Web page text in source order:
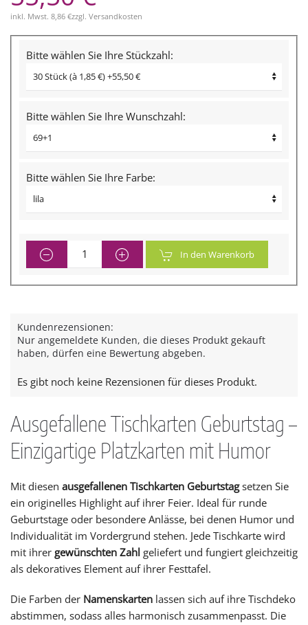
inkl. Mwst. 8,86 €zzgl. Versandkosten
Bitte wählen Sie Ihre Stückzahl:
Bitte wählen Sie Ihre Wunschzahl:
Bitte wählen Sie Ihre Farbe:
In den Warenkorb
Kundenrezensionen:
Nur angemeldete Kunden, die dieses Produkt gekauft
haben, dürfen eine Bewertung abgeben.
Es gibt noch keine Rezensionen für dieses Produkt.
Ausgefallene Tischkarten Geburtstag –
Einzigartige Platzkarten mit Humor
Mit diesen ausgefallenen Tischkarten Geburtstagsetzen Sie
ein originelles Highlight auf ihrer Feier. Ideal für runde
Geburtstage oder besondere Anlässe, bei denen Humor und
Individualität im Vordergrund stehen. Jede Tischkarte wird
mit ihrer gewünschten Zahl geliefert und fungiert gleichzeitig
als dekoratives Element auf ihrer Festtafel.
Die Farben der Namenskarten lassen sich auf ihre Tischdeko
abstimmen, sodass alles harmonisch zusammenpasst. Die